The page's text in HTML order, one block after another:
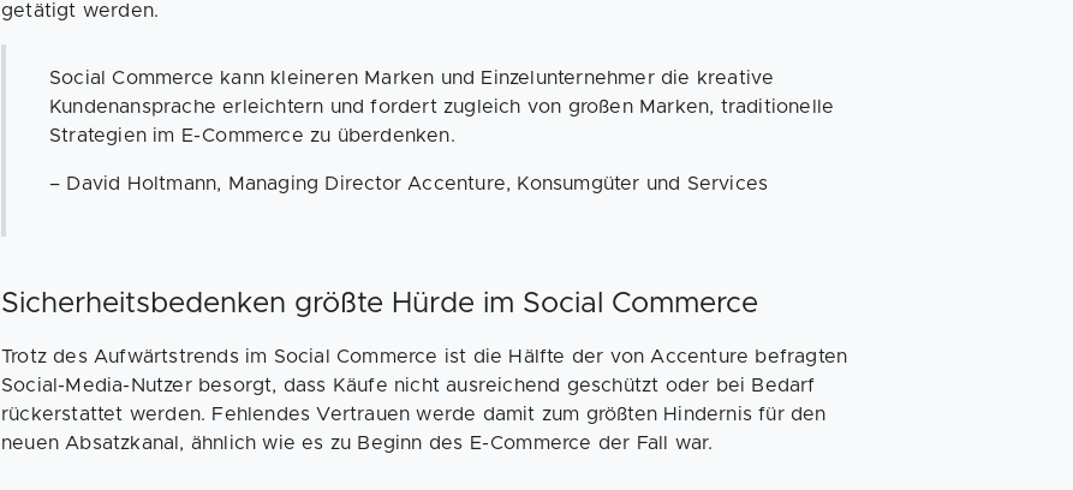
getätigt werden.
Social Commerce kann kleineren Marken und Einzelunternehmer die kreative
Kundenansprache erleichtern und fordert zugleich von großen Marken, traditionelle
Strategien im E-Commerce zu überdenken.
– David Holtmann, Managing Director Accenture, Konsumgüter und Services
Sicherheitsbedenken größte Hürde im Social Commerce
Trotz des Aufwärtstrends im Social Commerce ist die Hälfte der von Accenture befragten
Social-Media-Nutzer besorgt, dass Käufe nicht ausreichend geschützt oder bei Bedarf
rückerstattet werden. Fehlendes Vertrauen werde damit zum größten Hindernis für den
neuen Absatzkanal, ähnlich wie es zu Beginn des E-Commerce der Fall war.